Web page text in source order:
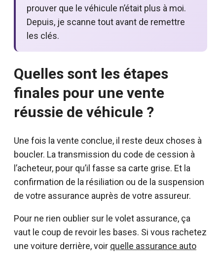
prouver que le véhicule n’était plus à moi.
Depuis, je scanne tout avant de remettre
les clés.
Quelles sont les étapes
finales pour une vente
réussie de véhicule ?
Une fois la vente conclue, il reste deux choses à
boucler. La transmission du code de cession à
l’acheteur, pour qu’il fasse sa carte grise. Et la
confirmation de la résiliation ou de la suspension
de votre assurance auprès de votre assureur.
Pour ne rien oublier sur le volet assurance, ça
vaut le coup de revoir les bases. Si vous rachetez
une voiture derrière, voir quelle assurance auto